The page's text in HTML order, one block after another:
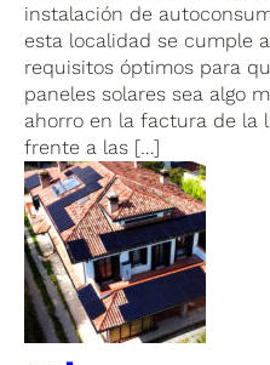
instalación de
esta localidad se cumple
requisitos óptimos para
paneles solares sea algo
ahorro en la factura de la
frente a las […]